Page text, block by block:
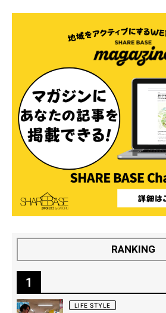
RANKING
1
LIFE STYLE